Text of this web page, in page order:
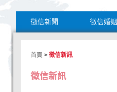
徵信新聞 徵信婚姻
首頁 >徵信新訊
徵信新訊